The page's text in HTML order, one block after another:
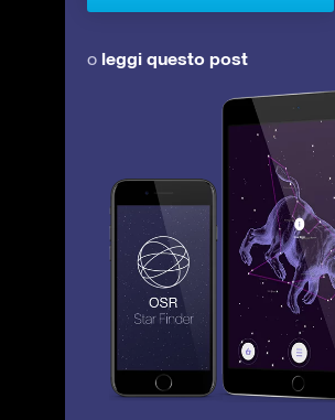
o leggi questo post